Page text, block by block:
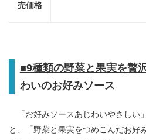
売価格
■9種類の野菜と果実を贅
わいのお好みソース
「お好みソースあじわいやさしい
と、「野菜と果実をつめこんだお好